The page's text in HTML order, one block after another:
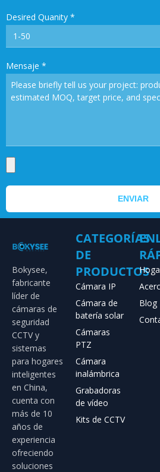
Desired Quanity *
Mensaje *
ENVIAR
Bokysee,
fabricante
líder de
cámaras de
seguridad
CCTV y
sistemas
para hogares
inteligentes
en China,
cuenta con
más de 10
años de
experiencia
ofreciendo
soluciones
CATEGORÍAS
DE
PRODUCTOS
Cámara IP
Cámara de
batería solar
Cámaras
PTZ
Cámara
inalámbrica
Grabadoras
de vídeo
Kits de CCTV
Blog